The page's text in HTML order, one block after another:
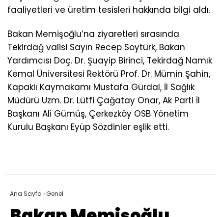
faaliyetleri ve üretim tesisleri hakkında bilgi aldı.
Bakan Memişoğlu’na ziyaretleri sırasında
Tekirdağ valisi Sayın Recep Soytürk, Bakan
Yardımcısı Doç. Dr. Şuayip Birinci, Tekirdağ Namık
Kemal Üniversitesi Rektörü Prof. Dr. Mümin Şahin,
Kapaklı Kaymakamı Mustafa Gürdal, İl Sağlık
Müdürü Uzm. Dr. Lütfi Çağatay Onar, Ak Parti İl
Başkanı Ali Gümüş, Çerkezköy OSB Yönetim
Kurulu Başkanı Eyüp Sözdinler eşlik etti.
Ana Sayfa ›Genel